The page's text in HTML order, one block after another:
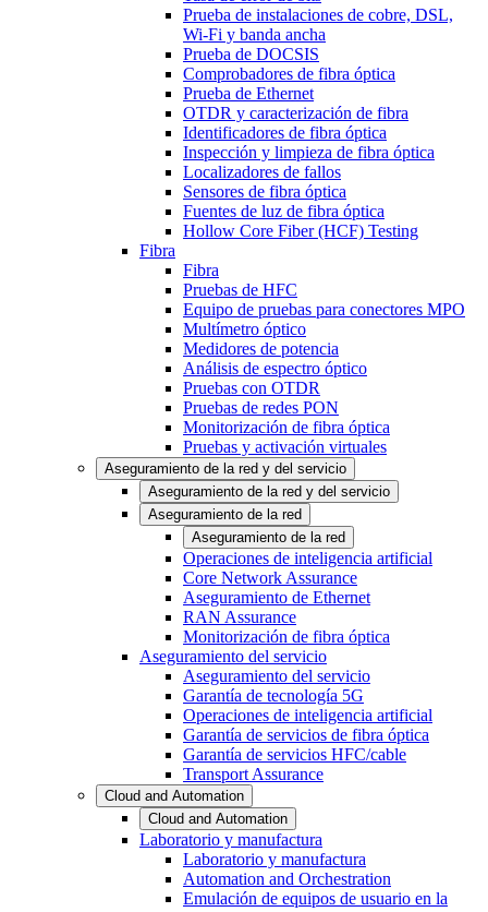
Prueba de instalaciones de cobre, DSL,
Wi-Fi y banda ancha
Prueba de DOCSIS
Comprobadores de fibra óptica
Prueba de Ethernet
OTDR y caracterización de fibra
Identificadores de fibra óptica
Inspección y limpieza de fibra óptica
Localizadores de fallos
Sensores de fibra óptica
Fuentes de luz de fibra óptica
Hollow Core Fiber (HCF) Testing
Fibra
Fibra
Pruebas de HFC
Equipo de pruebas para conectores MPO
Multímetro óptico
Medidores de potencia
Análisis de espectro óptico
Pruebas con OTDR
Pruebas de redes PON
Monitorización de fibra óptica
Pruebas y activación virtuales
Aseguramiento de la red y del servicio
Aseguramiento de la red y del servicio
Aseguramiento de la red
Aseguramiento de la red
Operaciones de inteligencia artificial
Core Network Assurance
Aseguramiento de Ethernet
RAN Assurance
Monitorización de fibra óptica
Aseguramiento del servicio
Aseguramiento del servicio
Garantía de tecnología 5G
Operaciones de inteligencia artificial
Garantía de servicios de fibra óptica
Garantía de servicios HFC/cable
Transport Assurance
Cloud and Automation
Cloud and Automation
Laboratorio y manufactura
Laboratorio y manufactura
Automation and Orchestration
Emulación de equipos de usuario en la